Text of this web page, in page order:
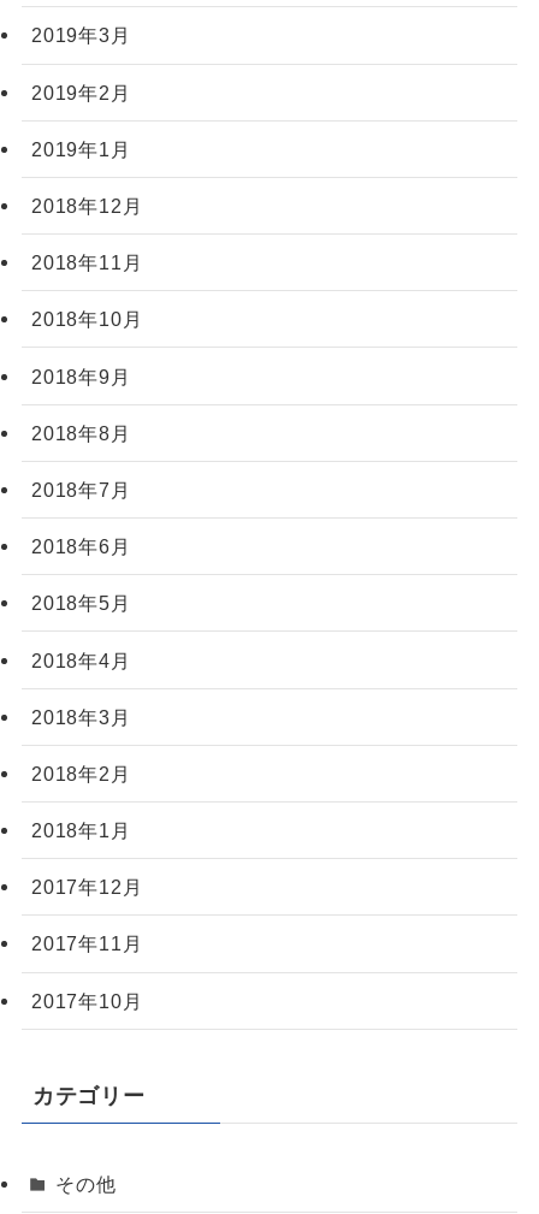
2019年3月
2019年2月
2019年1月
2018年12月
2018年11月
2018年10月
2018年9月
2018年8月
2018年7月
2018年6月
2018年5月
2018年4月
2018年3月
2018年2月
2018年1月
2017年12月
2017年11月
2017年10月
カテゴリー
その他